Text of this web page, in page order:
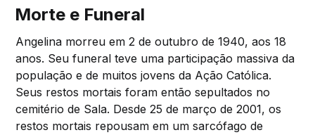
Morte e Funeral
Angelina morreu em 2 de outubro de 1940, aos 18
anos. Seu funeral teve uma participação massiva da
população e de muitos jovens da Ação Católica.
Seus restos mortais foram então sepultados no
cemitério de Sala. Desde 25 de março de 2001, os
restos mortais repousam em um sarcófago de